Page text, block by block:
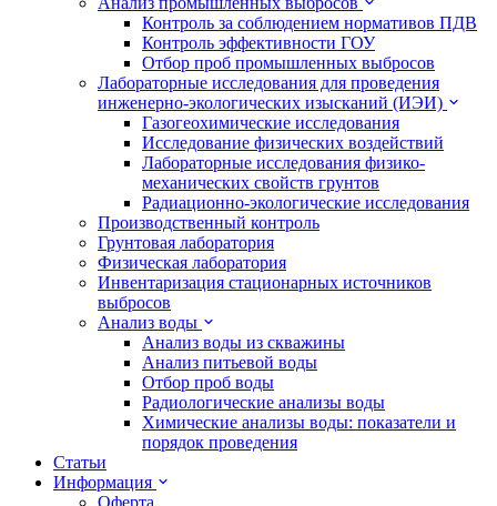
Контроль за соблюдением нормативов ПДВ
Контроль эффективности ГОУ
Отбор проб промышленных выбросов
Лабораторные исследования для проведения
инженерно-экологических изысканий (ИЭИ)
Газогеохимические исследования
Исследование физических воздействий
Лабораторные исследования физико-
механических свойств грунтов
Радиационно-экологические исследования
Производственный контроль
Грунтовая лаборатория
Физическая лаборатория
Инвентаризация стационарных источников
выбросов
Анализ воды
Анализ воды из скважины
Анализ питьевой воды
Отбор проб воды
Радиологические анализы воды
Химические анализы воды: показатели и
порядок проведения
Статьи
Информация
Оферта